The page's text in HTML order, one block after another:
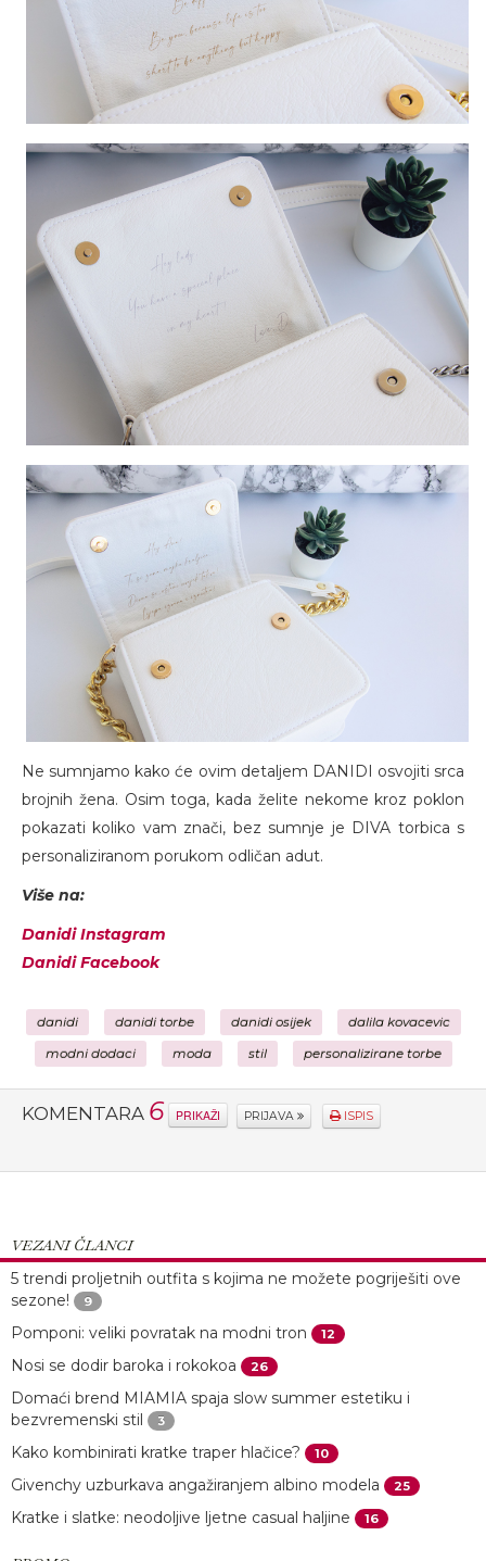
Ne sumnjamo kako će ovim detaljem DANIDI osvojiti srca
brojnih žena. Osim toga, kada želite nekome kroz poklon
pokazati koliko vam znači, bez sumnje je DIVA torbica s
personaliziranom porukom odličan adut.
Više na:
Danidi Instagram
Danidi Facebook
danidi danidi torbe danidi osijek dalila kovacevic
modni dodaci moda stil personalizirane torbe
KOMENTARA 6 PRIKAŽI PRIJAVA ISPIS
VEZANI ČLANCI
5 trendi proljetnih outfita s kojima ne možete pogriješiti ove
sezone!
9
Pomponi: veliki povratak na modni tron 12
Nosi se dodir baroka i rokokoa 26
Domaći brend MIAMIA spaja slow summer estetiku i
bezvremenski stil
3
Kako kombinirati kratke traper hlačice? 10
Givenchy uzburkava angažiranjem albino modela 25
Kratke i slatke: neodoljive ljetne casual haljine 16